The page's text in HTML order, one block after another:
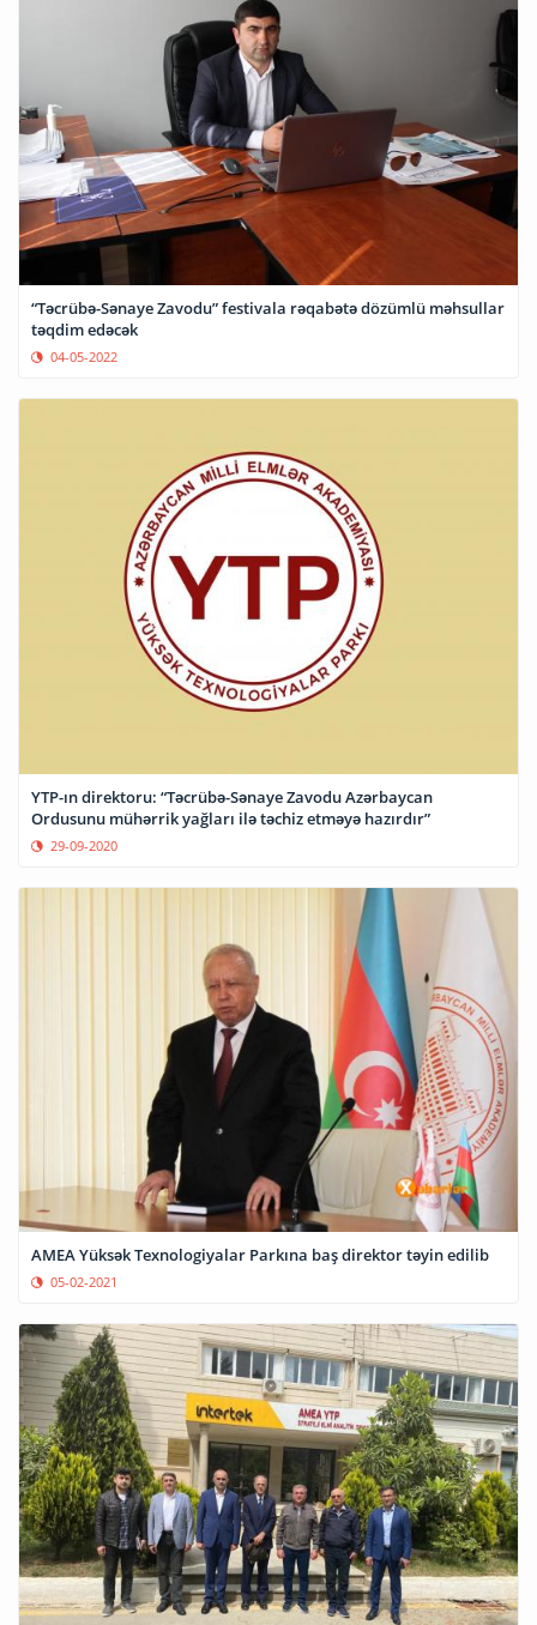
“Təcrübə-Sənaye Zavodu” festivala rəqabətə dözümlü məhsullar
təqdim edəcək
04-05-2022
YTP-ın direktoru: “Təcrübə-Sənaye Zavodu Azərbaycan
Ordusunu mühərrik yağları ilə təchiz etməyə hazırdır”
29-09-2020
AMEA Yüksək Texnologiyalar Parkına baş direktor təyin edilib
05-02-2021